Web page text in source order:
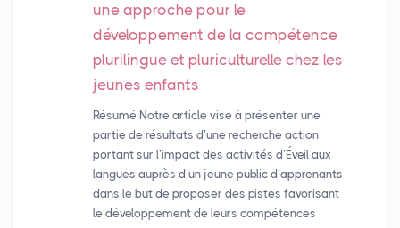
une approche pour le
développement de la compétence
plurilingue et pluriculturelle chez les
jeunes enfants
Résumé Notre article vise à présenter une
partie de résultats d’une recherche action
portant sur l’impact des activités d’Éveil aux
langues auprès d’un jeune public d’apprenants
dans le but de proposer des pistes favorisant
le développement de leurs compétences